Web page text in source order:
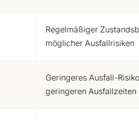
Regelmäßiger
möglicher Ausfallrisiken
Geringeres Ausfall-
geringeren Ausfallzeiten